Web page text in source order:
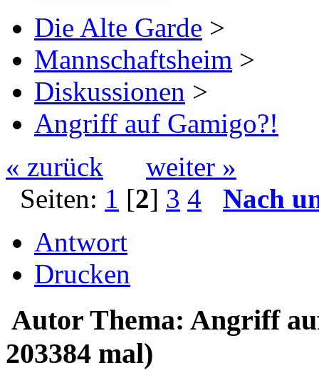
Die Alte Garde >
Mannschaftsheim >
Diskussionen >
Angriff auf Gamigo?!
« zurück
weiter »
Seiten: 1 [2] 3 4
Nach
Antwort
Drucken
Autor Thema: Angriff
203384 mal)